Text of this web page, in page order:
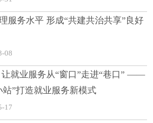
服务水平 形成“共建共治共享”良好
08
就业服务从“窗口”走进“巷口” ——
”打造就业服务新模式
17